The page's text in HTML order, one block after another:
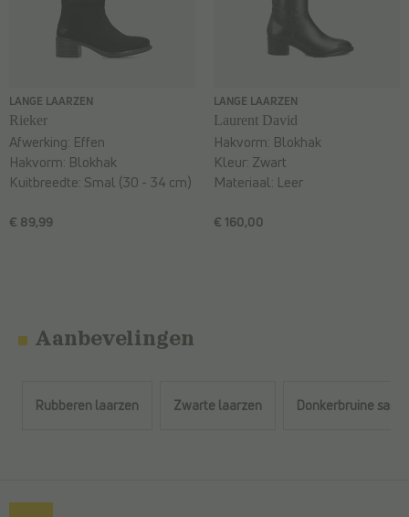
LANGE LAARZEN
Rieker
€ 89,99
Afwerking: Effen
Hakvorm: Blokhak
Kuitbreedte: Smal (30 - 34 cm)
LANGE LAARZEN
Laurent David
€ 160,00
Hakvorm: Blokhak
Kleur: Zwart
Materiaal: Leer
Aanbevelingen
Rubberen laarzen Zwarte laarzen Donkerbruine